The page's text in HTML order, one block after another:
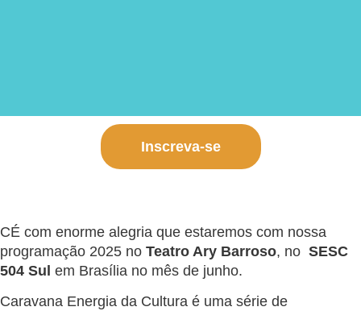
Inscreva-se
CÉ com enorme alegria que estaremos com nossa
programação 2025 no Teatro Ary Barroso, no SESC
504 Sul em Brasília no mês de junho.
Caravana Energia da Cultura é uma série de